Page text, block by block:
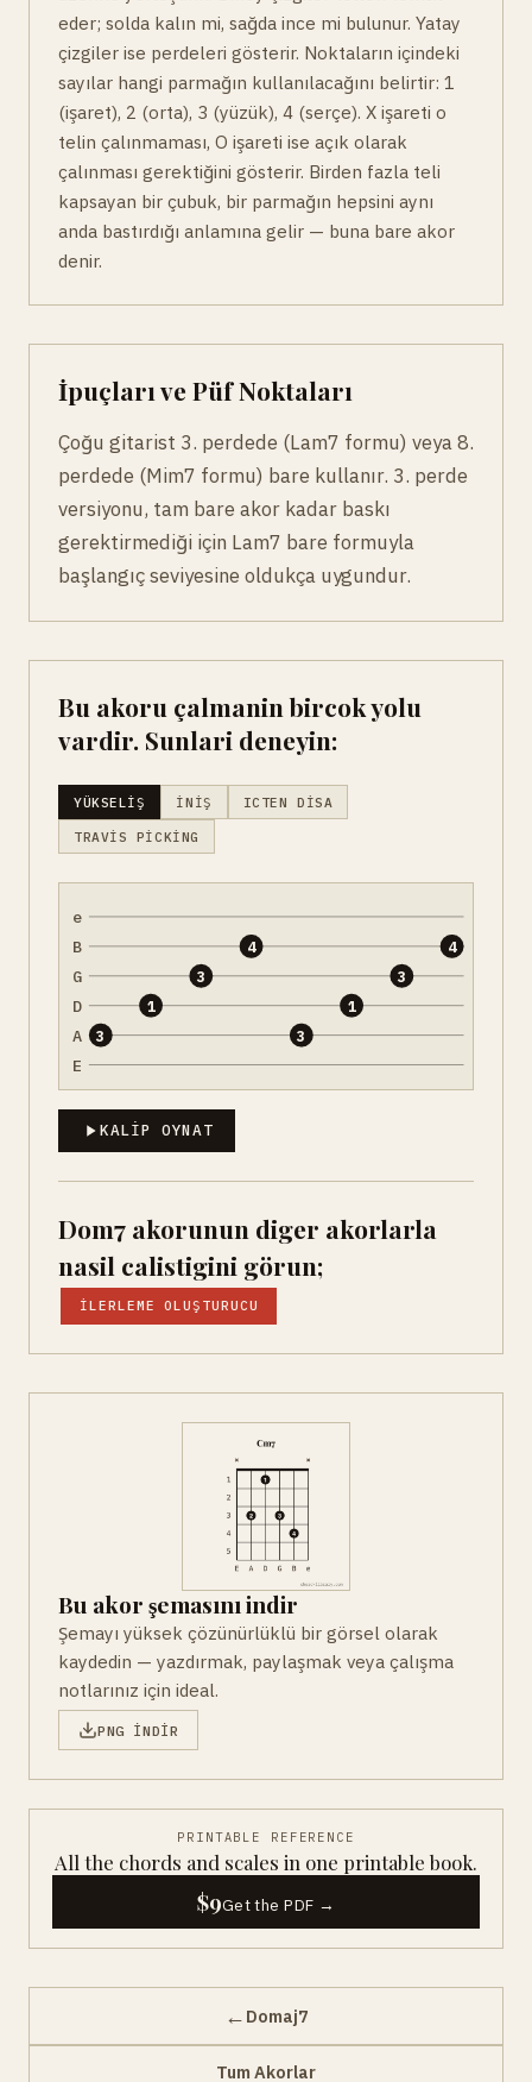
eder; solda kalın mi, sağda ince mi bulunur. Yatay
çizgiler ise perdeleri gösterir. Noktaların içindeki
sayılar hangi parmağın kullanılacağını belirtir: 1
(işaret), 2 (orta), 3 (yüzük), 4 (serçe). X işareti o
telin çalınmaması, O işareti ise açık olarak
çalınması gerektiğini gösterir. Birden fazla teli
kapsayan bir çubuk, bir parmağın hepsini aynı
anda bastırdığı anlamına gelir — buna bare akor
denir.
İpuçları ve Püf Noktaları
Çoğu gitarist 3. perdede (Lam7 formu) veya 8.
perdede (Mim7 formu) bare kullanır. 3. perde
versiyonu, tam bare akor kadar baskı
gerektirmediği için Lam7 bare formuyla
başlangıç seviyesine oldukça uygundur.
Bu akoru çalmanin bircok yolu
vardir. Sunlari deneyin:
YÜKSELIŞ İNIŞ ICTEN DISA
TRAVIS PICKING
e
B
G
D
A
E
3
1
3
4
3
1
3
4
KALIP OYNAT
Dom7 akorunun diger akorlarla
nasil calistigini görun;
İLERLEME OLUŞTURUCU
Bu akor şemasını indir
Şemayı yüksek çözünürlüklü bir görsel olarak
kaydedin — yazdırmak, paylaşmak veya çalışma
notlarınız için ideal.
PNG INDIR
PRINTABLE REFERENCE
All the chords and scales in one printable book.
$9Get the PDF →
← Domaj7
Tum Akorlar